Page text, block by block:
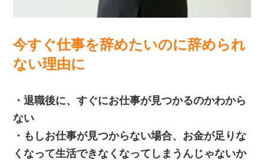
今すぐ仕事を辞めたいのに辞められ
ない理由に
・退職後に、すぐにお仕事が見つかるのかわから
ない
・もしお仕事が見つからない場合、お金が足りな
くなって生活できなくなってしまうんじゃないか